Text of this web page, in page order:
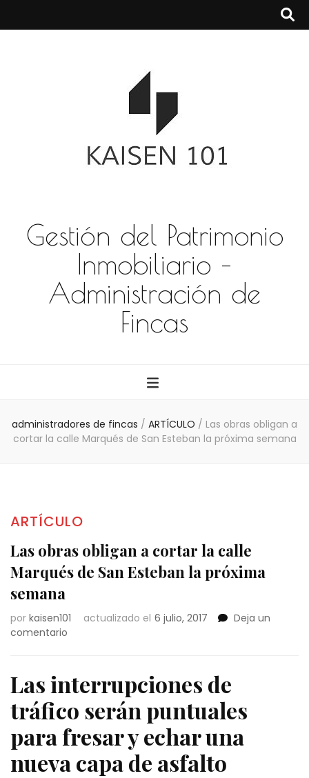
Gestión del Patrimonio
Inmobiliario –
Administración de
Fincas
administradores de fincas / ARTÍCULO / Las obras obligan a
cortar la calle Marqués de San Esteban la próxima semana
ARTÍCULO
Las obras obligan a cortar la calle
Marqués de San Esteban la próxima
semana
por kaisen101 actualizado el 6 julio, 2017
Deja un
comentario
obligan
a
cortar
la
calle
Marqués
de
Las interrupciones de
tráfico serán puntuales
para fresar y echar una
nueva capa de asfalto